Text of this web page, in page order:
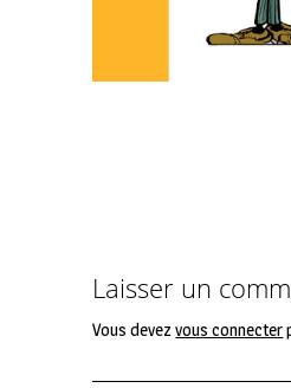
Laisser un
Vous devezvous connecter